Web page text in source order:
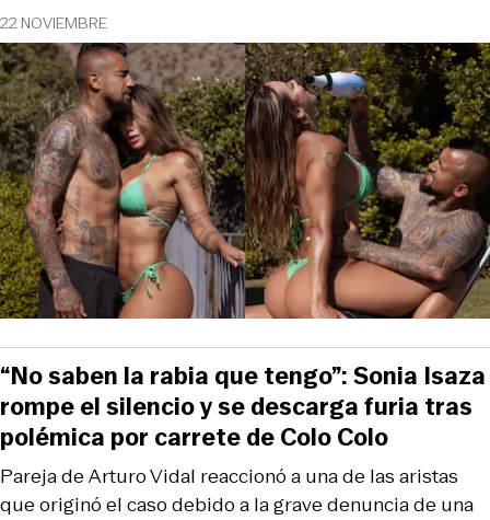
22 NOVIEMBRE
Pareja de Arturo Vidal reaccionó a una de las aristas
que originó el caso debido a la grave denuncia de una
“No saben la rabia que tengo”: Sonia Isaza
rompe el silencio y se descarga furia tras
polémica por carrete de Colo Colo